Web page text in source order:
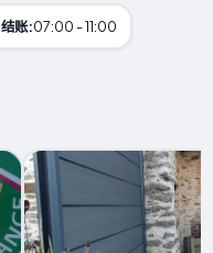
结账:07:00 - 11:00